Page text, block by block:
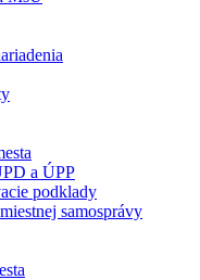
a ÚPP
podklady
samosprávy